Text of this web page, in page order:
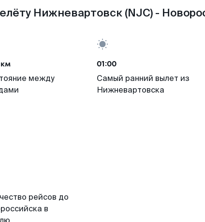
Нижневартовск (NJC) -
между
01:00
Самый ранний вылет из
Нижневартовска
рейсов до
в